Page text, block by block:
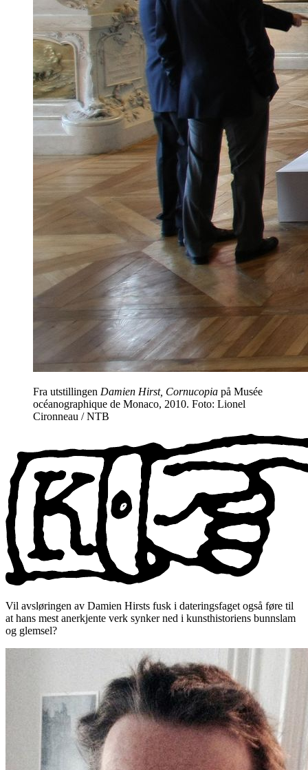
Fra utstillingen Damien Hirst, Cornucopia på Musée
océanographique de Monaco, 2010. Foto: Lionel
Cironneau / NTB
Vil avsløringen av Damien Hirsts fusk i dateringsfaget også føre til
at hans mest anerkjente verk synker ned i kunsthistoriens bunnslam
og glemsel?